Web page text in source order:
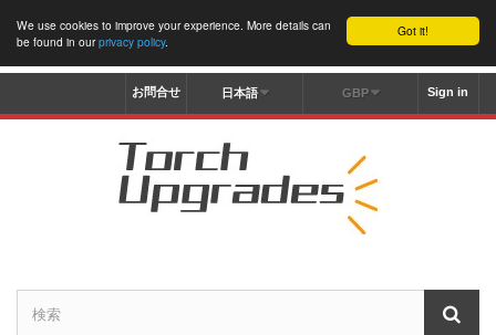
Got it!
We use cookies to improve your experience. More details can
be found in ourprivacy policy.
Sign in
GBP
日本語
お問合せ